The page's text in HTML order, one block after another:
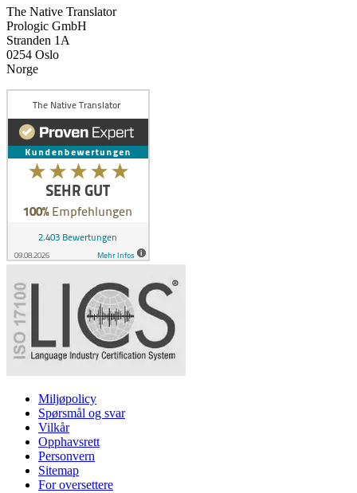
The Native Translator
Prologic GmbH
Stranden 1A
0254 Oslo
Norge
Miljøpolicy
Spørsmål og svar
Vilkår
Opphavsrett
Personvern
Sitemap
For oversettere